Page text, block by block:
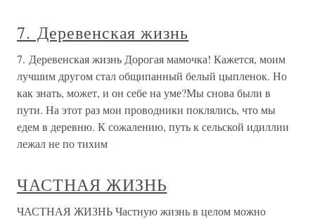
7. Деревенская жизнь
7. Деревенская жизнь Дорогая мамочка! Кажется, моим
лучшим другом стал общипанный белый цыпленок. Но
как знать, может, и он себе на уме?Мы снова были в
пути. На этот раз мои проводники поклялись, что мы
едем в деревню. К сожалению, путь к сельской идиллии
лежал не по тихим
ЧАСТНАЯ ЖИЗНЬ
ЧАСТНАЯ ЖИЗНЬ Частную жизнь в целом можно